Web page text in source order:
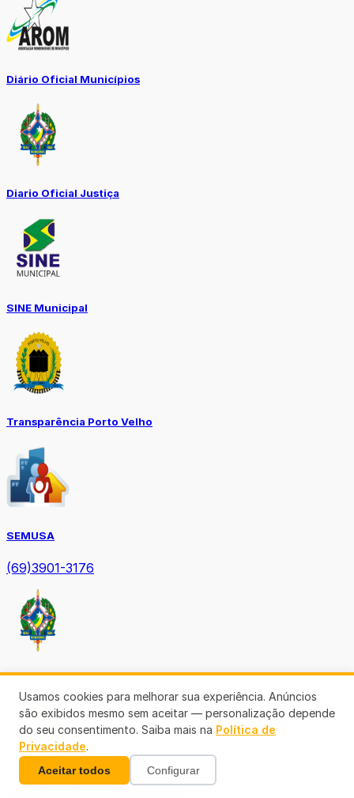
Diário Oficial Municípios
Diario Oficial Justiça
SINE Municipal
Transparência Porto Velho
SEMUSA
(69)3901-3176
Diário Oficial TCE-RO
Usamos cookies para melhorar sua experiência. Anúncios
são exibidos mesmo sem aceitar — personalização depende
do seu consentimento. Saiba mais na Política de
Privacidade.
Aceitar todos Configurar